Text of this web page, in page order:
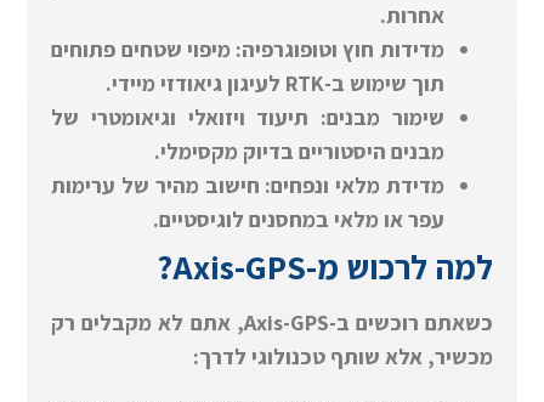
אחרות.
מדידות חוץ וטופוגרפיה: מיפוי שטחים פתוחים
תוך שימוש ב-RTK לעיגון גיאודזי מיידי.
שימור מבנים: תיעוד ויזואלי וגיאומטרי של
מבנים היסטוריים בדיוק מקסימלי.
מדידת מלאי ונפחים: חישוב מהיר של ערימות
עפר או מלאי במחסנים לוגיסטיים.
למה לרכוש מ-Axis-GPS?
כשאתם רוכשים ב-Axis-GPS, אתם לא מקבלים רק
מכשיר, אלא שותף טכנולוגי לדרך: